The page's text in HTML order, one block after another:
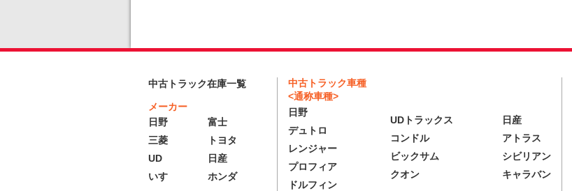
中古トラック在庫一覧
メーカー
日野
富士
三菱
トヨタ
UD
日産
いすゞ
ホンダ
中古トラック車種
<通称車種>
日野
デュトロ
レンジャー
プロフィア
ドルフィン
UDトラックス
コンドル
ビックサム
クオン
日産
アトラス
シビリアン
キャラバン